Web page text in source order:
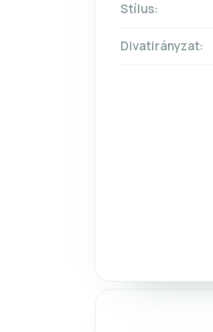
Stílus:
Divatirányzat: